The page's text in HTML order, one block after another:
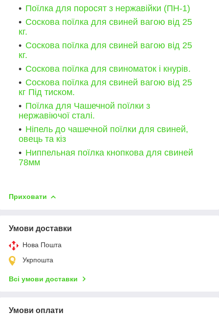
Поїлка для поросят з нержавійки (ПН-1)
Соскова поїлка для свиней вагою від 25
кг.
Соскова поїлка для свиней вагою від 25
кг.
Соскова поїлка для свиноматок і кнурів.
Соскова поїлка для свиней вагою від 25
кг Під тиском.
Поїлка для Чашечной поїлки з
нержавіючої сталі.
Ніпель до чашечной поїлки для свиней,
овець та кіз
Ниппельная поїлка кнопкова для свиней
78мм
Приховати
Умови доставки
Нова Пошта
Укрпошта
Всі умови доставки
Умови оплати